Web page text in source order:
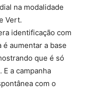
na modalidade
Vert.
identificação com
aumentar a base
que é só
a campanha
com o